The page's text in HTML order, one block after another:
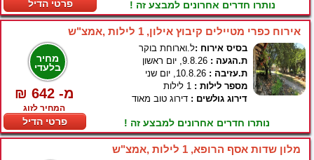
פרטי הדיל נותרו חדרים אחרונים למבצע זה !
אירוח כפרי מטיילים קיבוץ אילון, 1 לילות ,אמצ"ש
מחיר
בלעדי
₪ 642 -מ
המחיר לזוג
פרטי הדיל
בסיס אירוח :ל.וארוחת בוקר
ת.הגעה :
ת.עזיבה :
מספר לילות :
דירוג גולשים : דירוג טוב מאוד
נותרו חדרים אחרונים למבצע זה !
מלון שדות אסף הרופא, 1 לילות ,אמצ"ש